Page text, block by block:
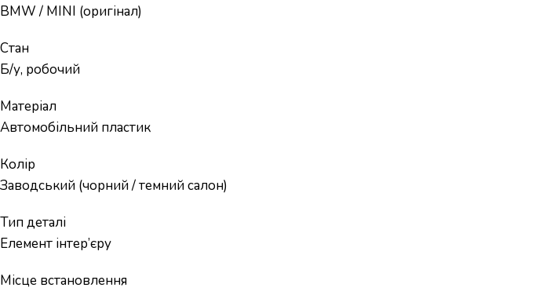
BMW / MINI (оригінал)
Стан
Б/у, робочий
Матеріал
Автомобільний пластик
Колір
Заводський (чорний / темний салон)
Тип деталі
Елемент інтер’єру
Місце встановлення